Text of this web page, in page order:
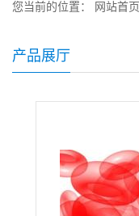
您当前的位置： 网站首页
产品展厅